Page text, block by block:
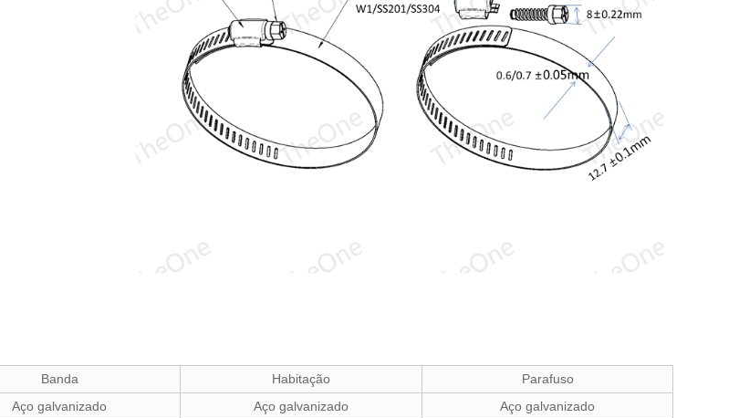
Banda Habitação
Parafuso
Aço galvanizado Aço galvanizado
Aço galvanizado